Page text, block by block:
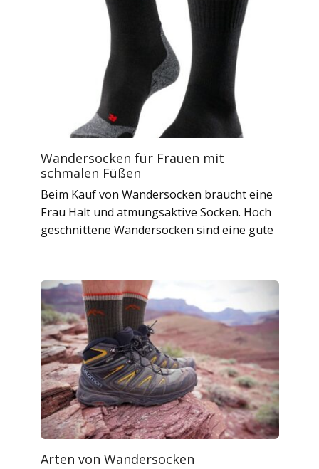
Wandersocken für Frauen mit
schmalen Füßen
Beim Kauf von Wandersocken braucht eine
Frau Halt und atmungsaktive Socken. Hoch
geschnittene Wandersocken sind eine gute
Arten von Wandersocken